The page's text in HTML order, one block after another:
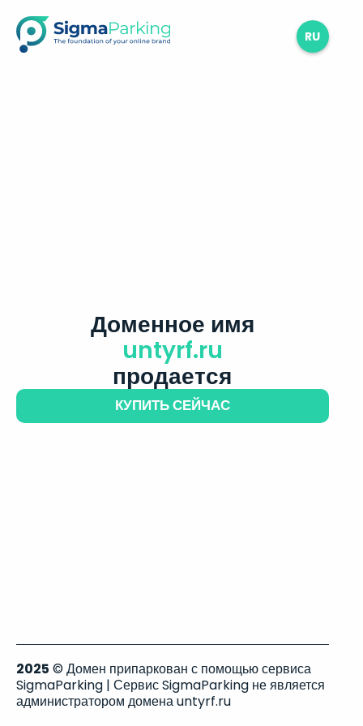
RU
Доменное имя
untyrf.ru
продается
КУПИТЬ СЕЙЧАС
2025 © Домен припаркован с помощью сервиса
SigmaParking | Сервис SigmaParking не является
администратором домена untyrf.ru